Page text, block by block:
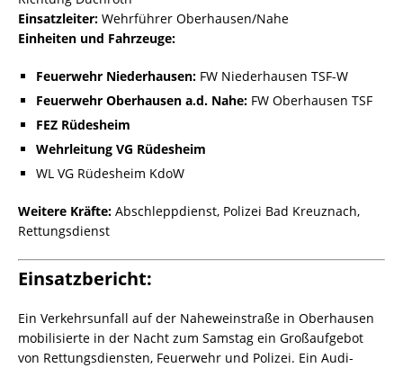
Einsatzleiter: Wehrführer Oberhausen/Nahe
Einheiten und Fahrzeuge:
Feuerwehr Niederhausen: FW Niederhausen TSF-W
Feuerwehr Oberhausen a.d. Nahe: FW Oberhausen TSF
FEZ Rüdesheim
Wehrleitung VG Rüdesheim
WL VG Rüdesheim KdoW
Weitere Kräfte: Abschleppdienst, Polizei Bad Kreuznach,
Rettungsdienst
Einsatzbericht:
Ein Verkehrsunfall auf der Naheweinstraße in Oberhausen
mobilisierte in der Nacht zum Samstag ein Großaufgebot
von Rettungsdiensten, Feuerwehr und Polizei. Ein Audi-